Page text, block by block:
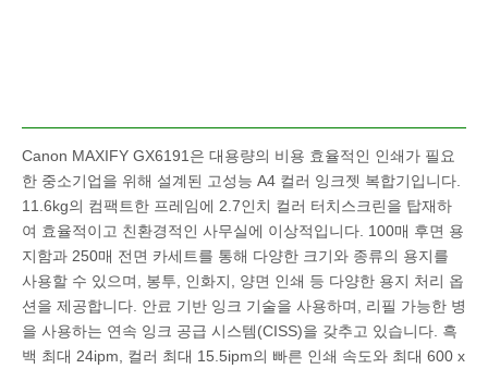
Canon MAXIFY GX6191은 대용량의 비용 효율적인 인쇄가 필요
한 중소기업을 위해 설계된 고성능 A4 컬러 잉크젯 복합기입니다.
11.6kg의 컴팩트한 프레임에 2.7인치 컬러 터치스크린을 탑재하
여 효율적이고 친환경적인 사무실에 이상적입니다. 100매 후면 용
지함과 250매 전면 카세트를 통해 다양한 크기와 종류의 용지를
사용할 수 있으며, 봉투, 인화지, 양면 인쇄 등 다양한 용지 처리 옵
션을 제공합니다. 안료 기반 잉크 기술을 사용하며, 리필 가능한 병
을 사용하는 연속 잉크 공급 시스템(CISS)을 갖추고 있습니다. 흑
백 최대 24ipm, 컬러 최대 15.5ipm의 빠른 인쇄 속도와 최대 600 x